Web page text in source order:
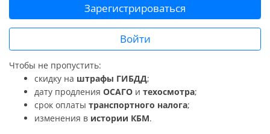
Зарегистрироваться
Войти
Чтобы не пропустить:
скидку на штрафы ГИБДД;
дату продления ОСАГО и техосмотра;
срок оплаты транспортного налога;
изменения в истории КБМ.